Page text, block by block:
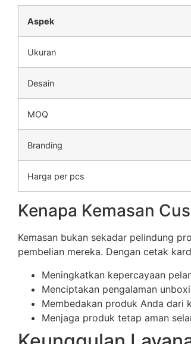
Aspek
Ukuran
Desain
MOQ
Branding
Harga per pcs
Kenapa Kemasan
Kemasan bukan sekadar pelindung
pembelian mereka. Dengan cetak
Meningkatkan kepercayaan
Menciptakan pengalaman
Membedakan produk Anda
Menjaga produk tetap aman